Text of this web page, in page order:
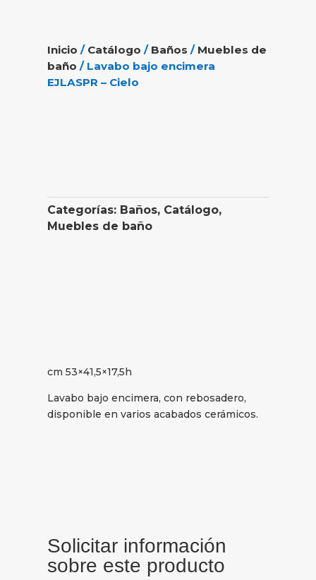
Inicio / Catálogo / Baños / Muebles de
baño / Lavabo bajo encimera
EJLASPR – Cielo
Categorías: Baños, Catálogo,
Muebles de baño
cm 53×41,5×17,5h
Lavabo bajo encimera, con rebosadero,
disponible en varios acabados cerámicos.
Solicitar información
sobre este producto